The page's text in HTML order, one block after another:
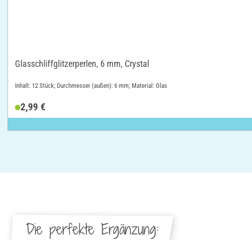
Glasschliffglitzerperlen, 6 mm, Crystal
Inhalt: 12 Stück; Durchmesser (außen): 6 mm; Material: Glas
2,99 €
Die perfekte Ergänzung: